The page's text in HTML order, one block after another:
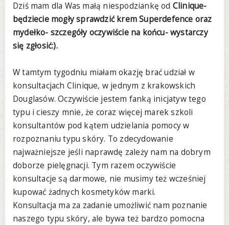
Dziś mam dla Was małą niespodziankę od Clinique-
będziecie mogły sprawdzić krem Superdefence oraz
mydełko- szczegóły oczywiście na końcu- wystarczy
się zgłosić:).
W tamtym tygodniu miałam okazję brać udział w
konsultacjach Clinique, w jednym z krakowskich
Douglasów. Oczywiście jestem fanką inicjatyw tego
typu i cieszy mnie, że coraz więcej marek szkoli
konsultantów pod kątem udzielania pomocy w
rozpoznaniu typu skóry. To zdecydowanie
najważniejsze jeśli naprawdę zależy nam na dobrym
doborze pielęgnacji. Tym razem oczywiście
konsultacje są darmowe, nie musimy też wcześniej
kupować żadnych kosmetyków marki.
Konsultacja ma za zadanie umożliwić nam poznanie
naszego typu skóry, ale bywa też bardzo pomocna